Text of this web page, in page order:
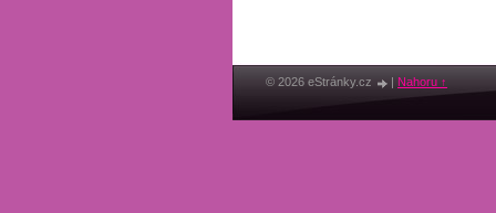
© 2026 eStránky.cz | Nahoru ↑